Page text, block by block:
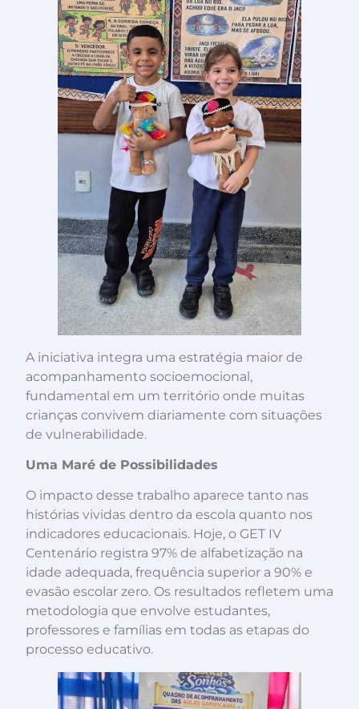
A iniciativa integra uma estratégia maior de
acompanhamento socioemocional,
fundamental em um território onde muitas
crianças convivem diariamente com situações
de vulnerabilidade.
Uma Maré de Possibilidades
O impacto desse trabalho aparece tanto nas
histórias vividas dentro da escola quanto nos
indicadores educacionais. Hoje, o GET IV
Centenário registra 97% de alfabetização na
idade adequada, frequência superior a 90% e
evasão escolar zero. Os resultados refletem uma
metodologia que envolve estudantes,
professores e famílias em todas as etapas do
processo educativo.